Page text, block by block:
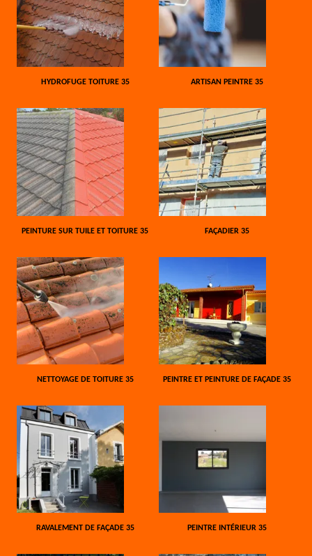
HYDROFUGE TOITURE 35 ARTISAN PEINTRE 35
PEINTURE SUR TUILE ET TOITURE 35 FAÇADIER 35
NETTOYAGE DE TOITURE 35 PEINTRE ET PEINTURE DE FAÇADE 35
RAVALEMENT DE FAÇADE 35 PEINTRE INTÉRIEUR 35